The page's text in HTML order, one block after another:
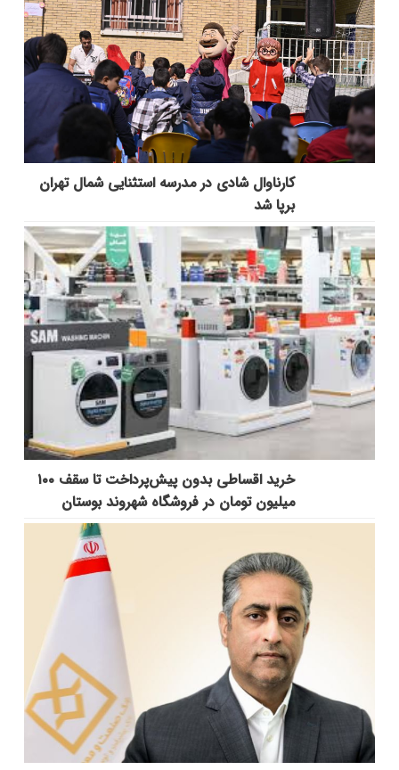
کارناوال شادی در مدرسه استثنایی شمال تهران
برپا شد
خرید اقساطی بدون پیش‌پرداخت تا سقف ۱۰۰
میلیون تومان در فروشگاه شهروند بوستان